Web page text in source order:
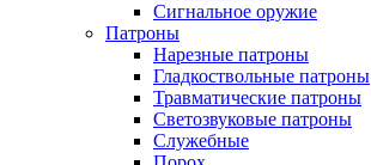
Сигнальное оружие
Патроны
Нарезные патроны
Гладкоствольные патроны
Травматические патроны
Светозвуковые патроны
Служебные